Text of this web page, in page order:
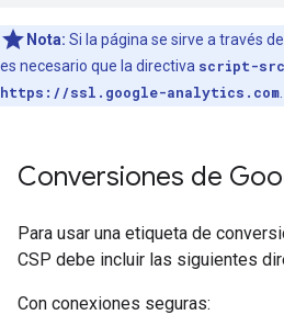
Nota: Si la página se sirve a través
es necesario que la directiva script-src
https://ssl.google-analytics.com
Conversiones de
Para usar una etiqueta de
CSP debe incluir las siguientes
Con conexiones seguras: